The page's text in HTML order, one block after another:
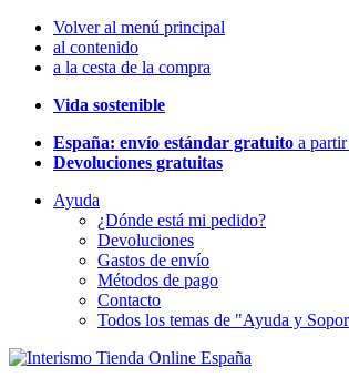
Volver al menú principal
al contenido
a la cesta de la compra
Vida sostenible
España: envío estándar gratuito a
Devoluciones gratuitas
Ayuda
¿Dónde está mi pedido?
Devoluciones
Gastos de envío
Métodos de pago
Contacto
Todos los temas de "Ayuda y